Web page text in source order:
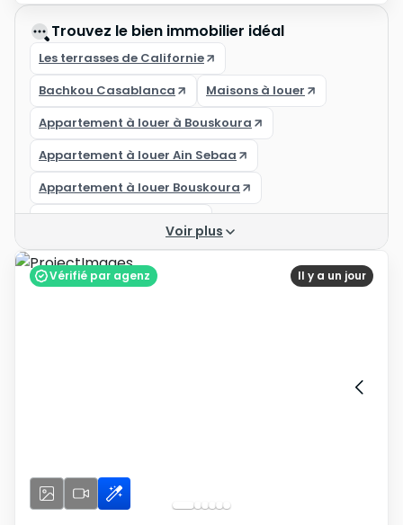
Trouvez le bien immobilier idéal
Les terrasses de Californie
Bachkou Casablanca
Maisons à louer
Appartement à louer à Bouskoura
Appartement à louer Ain Sebaa
Appartement à louer Bouskoura
Voir plus
Il y a un jour
Vérifié par agenz